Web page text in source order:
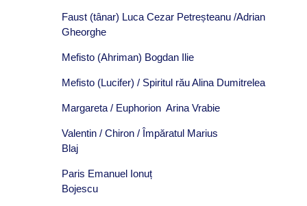
Faust (tânar) Luca Cezar Petreșteanu /Adrian
Gheorghe
Mefisto (Ahriman) Bogdan Ilie
Mefisto (Lucifer) / Spiritul rău Alina Dumitrelea
Margareta / Euphorion Arina Vrabie
Valentin / Chiron / Împăratul Marius
Blaj
Paris Emanuel Ionuț
Bojescu